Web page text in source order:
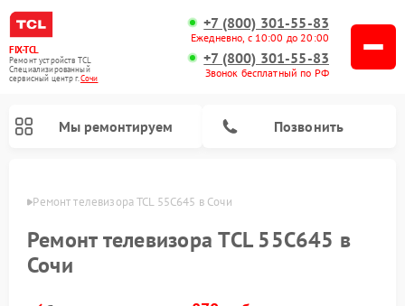
FIX-TCL
Ремонт устройств TCL
Специализированный
cервисный центр г.Сочи
+7 (800) 301-55-83
Ежедневно, с 10:00 до 20:00
+7 (800) 301-55-83
Звонок бесплатный по РФ
Мы ремонтируем Позвонить
Сочи Ремонт телевизора TCL 55C645 в Сочи
Ремонт телевизора TCL 55C645 в
Сочи